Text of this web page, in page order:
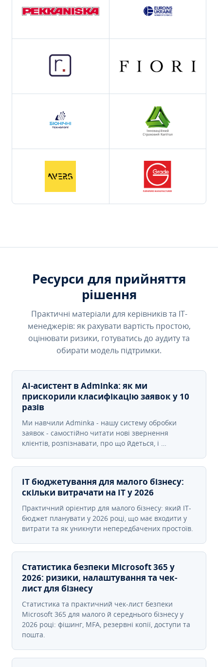
Ресурси для прийняття
рішення
Практичні матеріали для керівників та IT-
менеджерів: як рахувати вартість простою,
оцінювати ризики, готуватись до аудиту та
обирати модель підтримки.
AI-асистент в Adminka: як ми
прискорили класифікацію заявок у 10
разів
Ми навчили Adminka - нашу систему обробки
заявок - самостійно читати нові звернення
клієнтів, розпізнавати, про що йдеться, і …
IT бюджетування для малого бізнесу:
скільки витрачати на IT у 2026
Практичний орієнтир для малого бізнесу: який IT-
бюджет планувати у 2026 році, що має входити у
витрати та як уникнути непередбачених простоїв.
Статистика безпеки Microsoft 365 у
2026: ризики, налаштування та чек-
лист для бізнесу
Статистика та практичний чек-лист безпеки
Microsoft 365 для малого й середнього бізнесу у
2026 році: фішинг, MFA, резервні копії, доступи та
пошта.